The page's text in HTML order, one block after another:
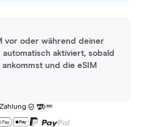
vor oder während deiner
automatisch aktiviert, sobald
und die eSIM